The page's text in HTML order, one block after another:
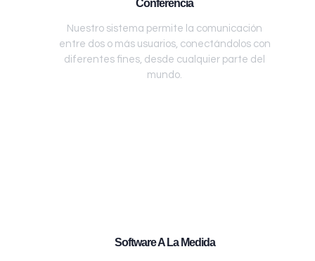
Conferencia
Nuestro sistema permite la comunicación
entre dos o más usuarios, conectándolos con
diferentes fines, desde cualquier parte del
mundo.
Software A La Medida